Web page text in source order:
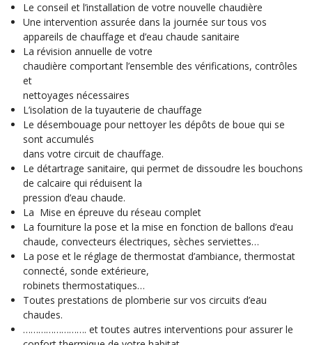
Le conseil et l’installation de votre nouvelle chaudière
Une intervention assurée dans la journée sur tous vos
appareils de chauffage et d’eau chaude sanitaire
La révision annuelle de votre
chaudière comportant l’ensemble des vérifications, contrôles
et
nettoyages nécessaires
L’isolation de la tuyauterie de chauffage
Le désembouage pour nettoyer les dépôts de boue qui se
sont accumulés
dans votre circuit de chauffage.
Le détartrage sanitaire, qui permet de dissoudre les bouchons
de calcaire qui réduisent la
pression d’eau chaude.
La Mise en épreuve du réseau complet
La fourniture la pose et la mise en fonction de ballons d’eau
chaude, convecteurs électriques, sèches serviettes…
La pose et le réglage de thermostat d’ambiance, thermostat
connecté, sonde extérieure,
robinets thermostatiques…
Toutes prestations de plomberie sur vos circuits d’eau
chaudes.
……………………. et toutes autres interventions pour assurer le